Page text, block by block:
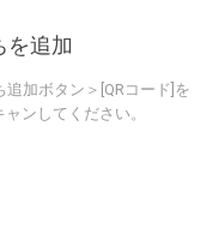
を追加
加ボタン＞[QRコード]を
ンしてください。